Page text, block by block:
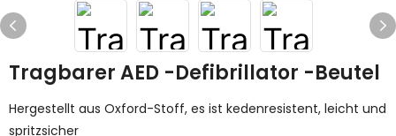
Tragbarer AED -Defibrillator -Beutel
Hergestellt aus Oxford-Stoff, es ist kedenresistent, leicht und
spritzsicher